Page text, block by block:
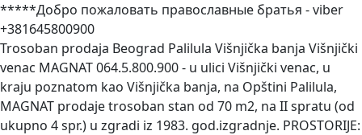
*****Добро пожаловать православные братья - viber
+381645800900
Trosoban prodaja Beograd Palilula Višnjička banja Višnjički
venac MAGNAT 064.5.800.900 - u ulici Višnjički venac, u
kraju poznatom kao Višnjička banja, na Opštini Palilula,
MAGNAT prodaje trosoban stan od 70 m2, na II spratu (od
ukupno 4 spr.) u zgradi iz 1983. god.izgradnje. PROSTORIJE: